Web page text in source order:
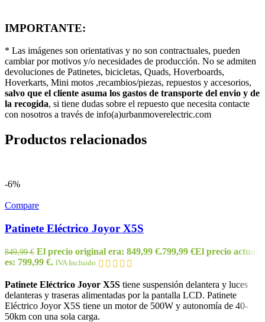
IMPORTANTE:
* Las imágenes son orientativas y no son contractuales, pueden
cambiar por motivos y/o necesidades de producción. No se admiten
devoluciones de Patinetes, bicicletas, Quads, Hoverboards,
Hoverkarts, Mini motos ,recambios/piezas, repuestos y accesorios,
salvo que el cliente asuma los gastos de transporte del envio y de
la recogida, si tiene dudas sobre el repuesto que necesita contacte
con nosotros a través de info(a)urbanmoverelectric.com
Productos relacionados
-6%
Compare
Patinete Eléctrico Joyor X5S
849,99€ El precio original era: 849,99 €.799,99 €El precio actual
es: 799,99 €. IVA Incluido
Patinete Eléctrico Joyor X5S tiene suspensión delantera y luces
delanteras y traseras alimentadas por la pantalla LCD. Patinete
Eléctrico Joyor X5S tiene un motor de 500W y autonomía de 40-
50km con una sola carga.